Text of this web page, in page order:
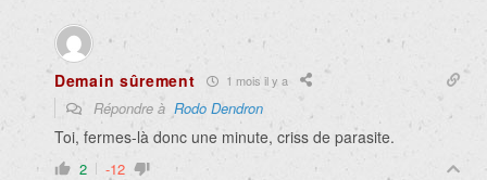
Demain sûrement 1 mois il y a
Répondre à Rodo Dendron
Toi, fermes-là donc une minute, criss de parasite.
2 -12